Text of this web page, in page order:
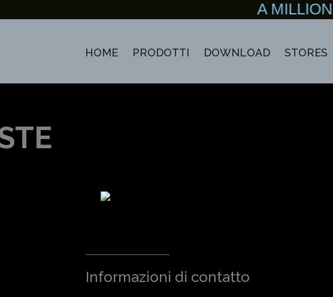
A
HOME PRODOTTI DOWNLOAD STORES
Informazioni di contatto